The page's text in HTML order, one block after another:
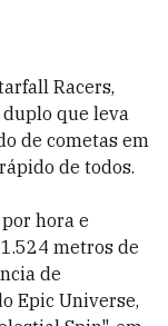
Racers,
que leva
de cometas em
de todos.
hora e
metros de
de
Epic Universe,